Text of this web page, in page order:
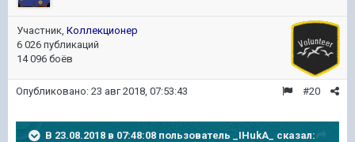
Участник, Коллекционер
6 026 публикаций
14 096 боёв
#20
Опубликовано: 23 авг 2018, 07:53:43
В 23.08.2018 в 07:48:08 пользователь _IHukA_ сказал: